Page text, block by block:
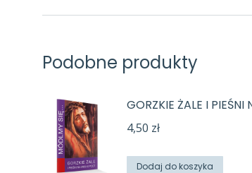
Podobne produkty
GORZKIE ŻALE I PIEŚNI
4,50 zł
Dodaj do koszyka